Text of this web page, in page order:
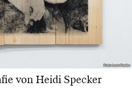
Foto: Lam Funke
Foto: Lam Funke
von Heidi Specker